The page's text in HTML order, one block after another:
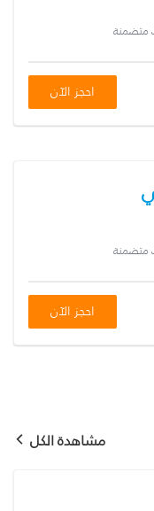
متضمنة
احجز الآن
متضمنة
احجز الآن
مشاهدة الكل